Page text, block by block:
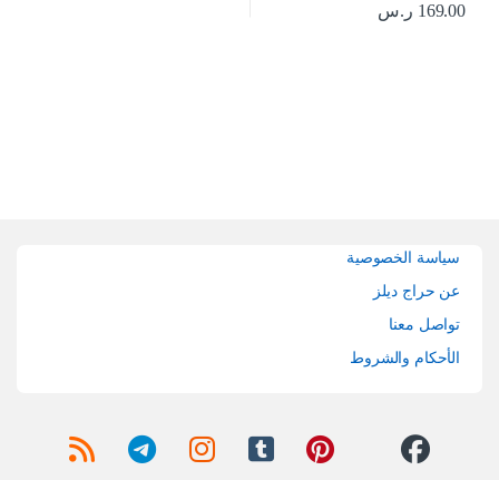
169.00 ر.س
سياسة الخصوصية
عن حراج ديلز
تواصل معنا
الأحكام والشروط